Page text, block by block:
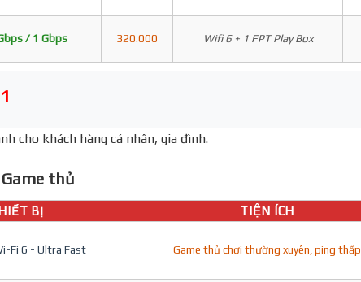
/ 1 Gbps 320.000 Wifi 6 + 1 FPT Play Box
cho khách hàng cá nhân, gia đình.
thủ
BỊ TIỆN ÍCH
Fi 6 - Ultra Fast Game thủ chơi thường xuyên, ping thấp